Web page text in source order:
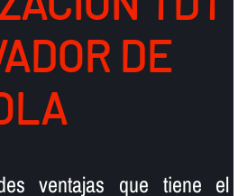
DE
ventajas que tiene el